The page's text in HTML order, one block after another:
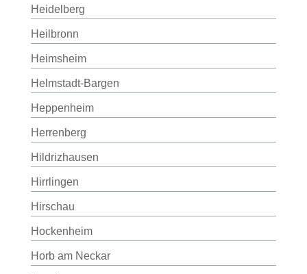
Heidelberg
Heilbronn
Heimsheim
Helmstadt-Bargen
Heppenheim
Herrenberg
Hildrizhausen
Hirrlingen
Hirschau
Hockenheim
Horb am Neckar